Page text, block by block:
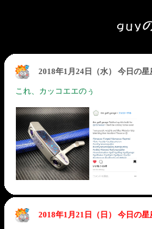
2018年1月24日（水） 今日の
これ、カッコエエのぅ
2018年1月21日（日） 今日の